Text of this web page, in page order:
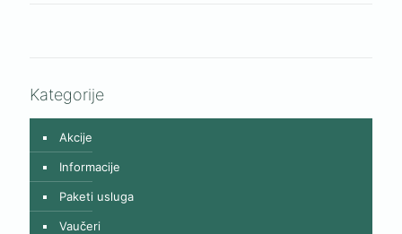
Kategorije
Akcije
Informacije
Paketi usluga
Vaučeri